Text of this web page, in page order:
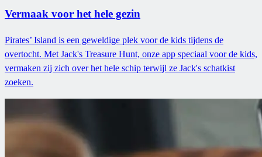
Vermaak voor het hele gezin
Pirates’ Island is een geweldige plek voor de kids tijdens de
overtocht. Met Jack's Treasure Hunt, onze app speciaal voor de kids,
vermaken zij zich over het hele schip terwijl ze Jack's schatkist
zoeken.